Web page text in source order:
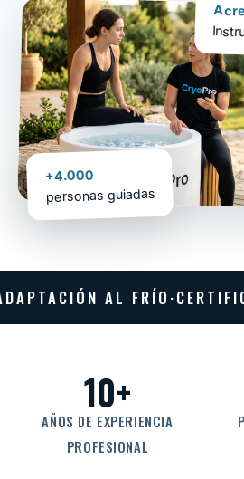
+4.000
personas guiadas
AL FRÍO·
10+
AÑOS DE EXPERIENCIA
PROFESIONAL